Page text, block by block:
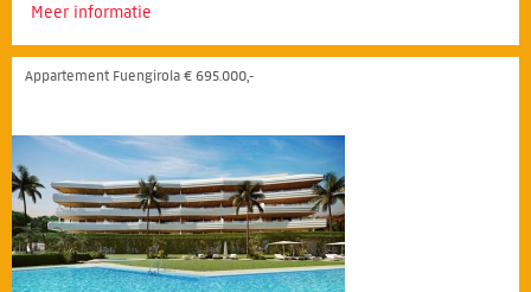
Meer informatie
Appartement Fuengirola € 695.000,-